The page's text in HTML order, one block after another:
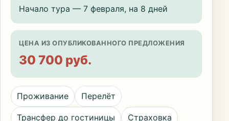
Начало тура — 7 февраля, на 8 дней
ЦЕНА ИЗ ОПУБЛИКОВАННОГО ПРЕДЛОЖЕНИЯ
30 700 руб.
Проживание Перелёт
Трансфер до гостиницы Страховка